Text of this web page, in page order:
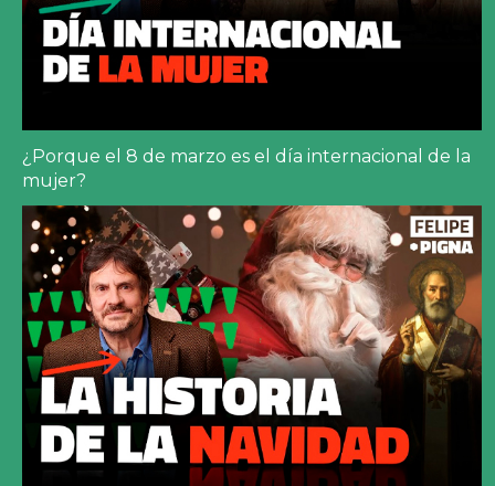
¿Porque el 8 de marzo es el día internacional de la
mujer?